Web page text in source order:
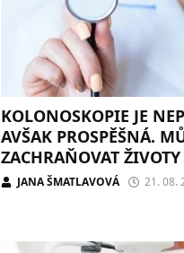
KOLONOSKOPIE JE
AVŠAK PROSPĚŠNÁ.
ZACHRAŇOVAT ŽIVOTY
JANA ŠMATLAVOVÁ 21. 08.